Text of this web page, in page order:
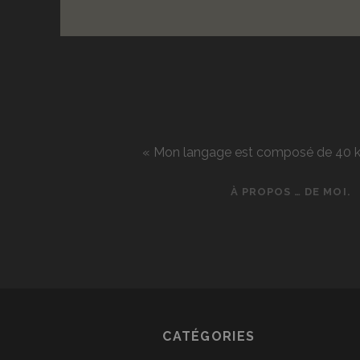
« Mon langage est composé de 40
À PROPOS … DE MOI.
CATÉGORIES